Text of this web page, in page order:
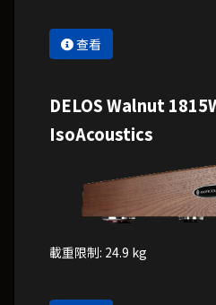
查看
載重限制: 24.9 kg
DELOS Walnut
IsoAcoustics